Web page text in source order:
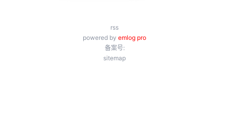
rss
powered by emlog pro
备案号:
sitemap